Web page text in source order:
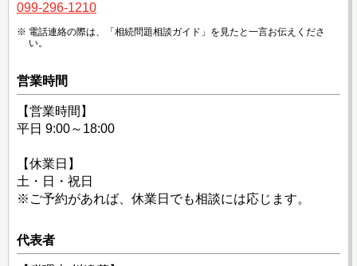
099-296-1210
電話連絡の際は、「相続問題相談ガイド」を見たと一言お伝えくださ
い。
営業時間
【営業時間】
平日 9:00～18:00
【休業日】
土・日・祝日
※ご予約があれば、休業日でも相談には応じます。
代表者